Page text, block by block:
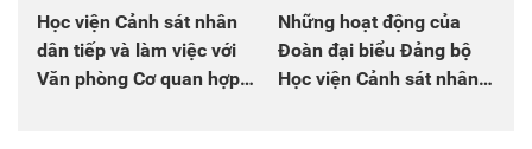
Học viện Cảnh sát nhân
dân tiếp và làm việc với
Văn phòng Cơ quan hợp
Những hoạt động của
Đoàn đại biểu Đảng bộ
Học viện Cảnh sát nhân